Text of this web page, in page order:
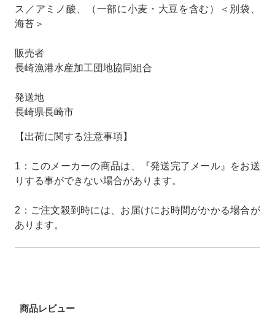
ス／アミノ酸、（一部に小麦・大豆を含む）＜別袋、
海苔＞
販売者
長崎漁港水産加工団地協同組合
発送地
長崎県長崎市
【出荷に関する注意事項】
1：このメーカーの商品は、『発送完了メール』をお送
りする事ができない場合があります。
2：ご注文殺到時には、お届けにお時間がかかる場合が
あります。
商品レビュー